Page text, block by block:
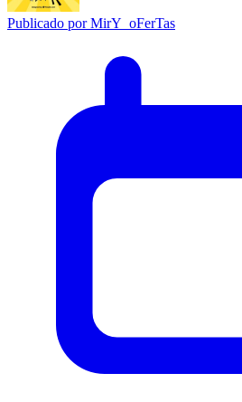
Publicado porMirY_oFerTas